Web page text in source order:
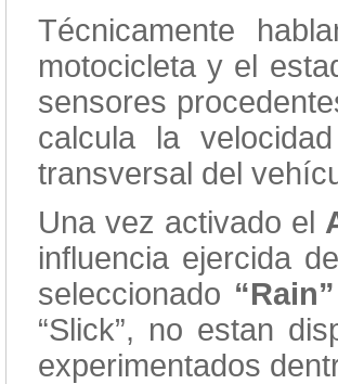
Técnicamente
motocicleta y el
sensores
calcula la
transversal del
Una vez activado el
influencia ejercida
seleccionado “Rain”
“Slick”, no estan
experimentados